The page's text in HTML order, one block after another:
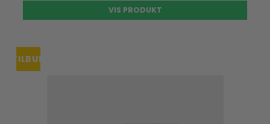
VIS PRODUKT
TILBUDUDSOLGT